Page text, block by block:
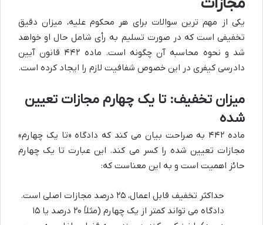
یکی از مهم ترین سوالات برای هر محکوم علیه، میزان دقیق
تخفیفی است که در صورت تسلیم به رأی شامل حال او خواهد
شد و نحوه محاسبه آن چگونه است. ماده ۴۴۲ قانون آیین
دادرسی کیفری در این خصوص شفافیت لازم را ایجاد کرده است.
میزان تخفیف: تا یک چهارم مجازات تعیین
شده
ماده ۴۴۲ به صراحت بیان می کند که دادگاه «تا یک چهارم»
مجازات تعیین شده را کسر می کند. این عبارت تا یک چهارم
حائز اهمیت است و به این معناست که:
حداکثر تخفیف قابل اعمال، ۲۵ درصد مجازات اصلی است.
دادگاه می تواند کمتر از یک چهارم (مثلاً ۲۰ درصد یا ۱۵